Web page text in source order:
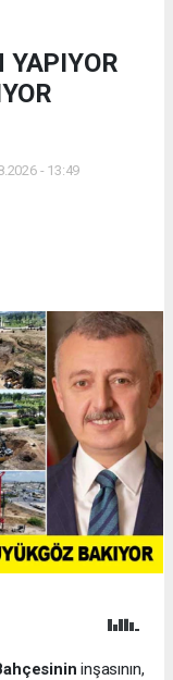
YAPIYOR
- 13:49
inşasının,